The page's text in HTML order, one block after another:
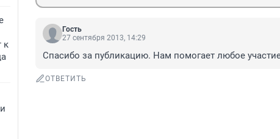
к
Гость
27 сентября 2013, 14:29
Спасибо за публикацию. Нам помогает любое
ОТВЕТИТЬ